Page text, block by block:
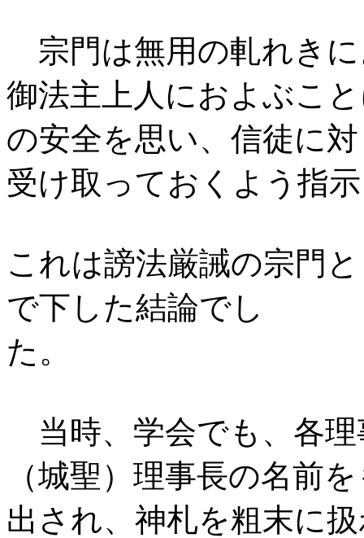
宗門は無用の軋れき
御法主上人におよぶこ
の安全を思い、信徒に
受け取っておくよう指
これは謗法厳誡の宗門
で下した結論でし
た。
当時、学会でも、各理
（城聖）理事長の名前
出され、神札を粗末に